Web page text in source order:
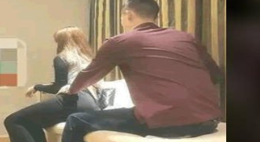
群的需求。 其次，选择合适场所。上海有众多提供
品茶ty特色服务的地方，有些位于繁华商圈，交通
便利；有些则隐匿在幽静小巷，环境清幽。你...